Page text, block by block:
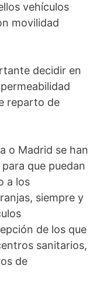
vehículos
movilidad
decidir en
reparto de
o Madrid se han
que puedan
a los
siempre y
de los que
sanitarios,
de